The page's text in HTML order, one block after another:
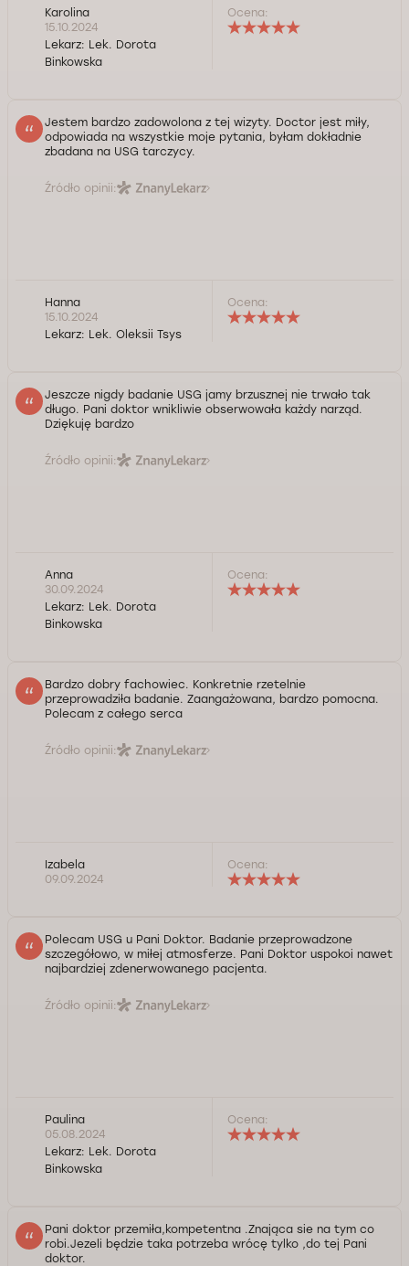
Karolina
15.10.2024
Lekarz: Lek. Dorota
Binkowska
Ocena:
Jestem bardzo zadowolona z tej wizyty. Doctor jest miły,
odpowiada na wszystkie moje pytania, byłam dokładnie
zbadana na USG tarczycy.
Źródło opinii:
Hanna
15.10.2024
Lekarz: Lek. Oleksii Tsys
Ocena:
Jeszcze nigdy badanie USG jamy brzusznej nie trwało tak
długo. Pani doktor wnikliwie obserwowała każdy narząd.
Dziękuję bardzo
Źródło opinii:
Anna
30.09.2024
Lekarz: Lek. Dorota
Binkowska
Ocena:
Bardzo dobry fachowiec. Konkretnie rzetelnie
przeprowadziła badanie. Zaangażowana, bardzo pomocna.
Polecam z całego serca
Źródło opinii:
Izabela
09.09.2024
Ocena:
Polecam USG u Pani Doktor. Badanie przeprowadzone
szczegółowo, w miłej atmosferze. Pani Doktor uspokoi nawet
najbardziej zdenerwowanego pacjenta.
Źródło opinii:
Paulina
05.08.2024
Lekarz: Lek. Dorota
Binkowska
Ocena:
Pani doktor przemiła,kompetentna .Znająca sie na tym co
robi.Jezeli będzie taka potrzeba wrócę tylko ,do tej Pani
doktor.